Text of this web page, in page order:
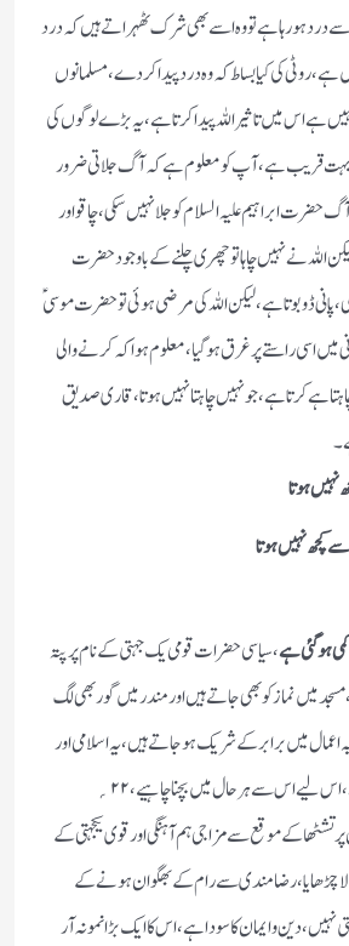
درد ہو رہا ہے تو وہ اسے بھی شرک ٹھہراتے ہیں کہ درد
روٹی کی کیا بساط کہ وہ درد پیدا کر دے، مسلمانوں
ہے اس میں تاثیر اللہ پیدا کرتا ہے، یہ بڑے لوگوں کی
بہت قریب ہے، آپ کو معلوم ہے کہ آگ جلاتی ضرور
حضرت ابراہیم علیہ السلام کو جلا نہیں سکی، چاقو اور
اللہ نے نہیں چاہا تو چھری چلنے کے باوجود حضرت
ڈوبوتا ہے، لیکن اللہ کی مرضی ہوئی تو حضرت موسیؑ
میں اسی راستے پر غرق ہو گیا ، معلوم ہوا کہ کرنے والی
ہے کرتا ہے ،جو نہیں چاہتا نہیں ہوتا ، قاری صدیق
نہیں ہوتا
کچھ نہیں ہوتا
ہو گئی ہے، سیاسی حضرات قومی یک جہتی کے نام پر پتہ
میں نماز کو بھی جاتے ہیں اور مندر میں گور بھی لگ
میں برابر کے شریک ہوجاتے ہیں، یہ اسلامی اور
ایمانی تقاضوں کے خلاف ہے، اس لیے اس سے ہر حال میں بچنا چاہیے، ۲۲؍
للا پران پرتشٹھا کے موقع سے مزاجی ہم آہنگی اور قوی یکجہتی کے
چڑھایا ، رضامندی سے رام کے بھگوان ہونے کے
دین وایمان کا سودا ہے، اس کا ایک بڑا نمونہ آر